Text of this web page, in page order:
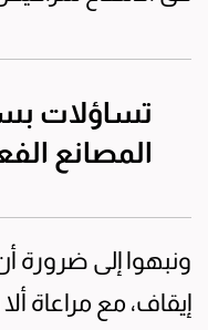
تساؤلات
المصانع
ونبهوا إلى ضرورة
إيقاف، مع مراعاة ألا